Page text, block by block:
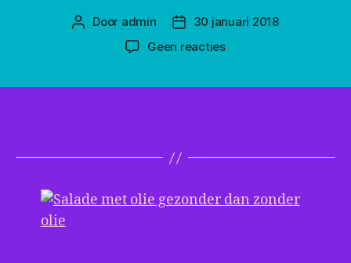
Berichtauteur
Door admin Berichtdatum
30 januari 2018
Geen reactiesop